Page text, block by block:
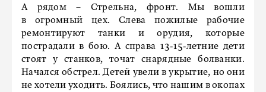
А рядом – Стрельна, фронт. Мы вошли
в огромный цех. Слева пожилые рабочие
ремонтируют танки и орудия, которые
пострадали в бою. А справа 13‑15‑летние дети
стоят у станков, точат снарядные болванки.
Начался обстрел. Детей увели в укрытие, но они
не хотели уходить. Боялись, что нашим в окопах